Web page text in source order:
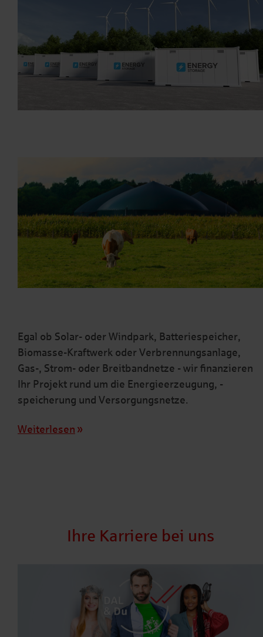
Egal ob Solar- oder Windpark, Batteriespeicher,
Biomasse-Kraftwerk oder Verbrennungsanlage,
Gas-, Strom- oder Breitbandnetze - wir finanzieren
Ihr Projekt rund um die Energieerzeugung, -
speicherung und Versorgungsnetze.
Weiterlesen
Ihre Karriere bei uns